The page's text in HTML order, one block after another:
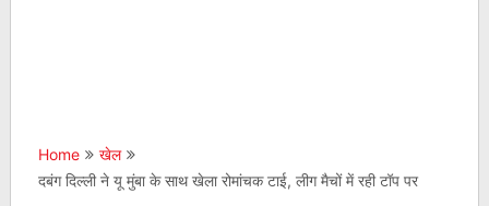
Home
खेल
दबंग दिल्ली ने यू मुंबा के साथ खेला रोमांचक टाई, लीग मैचों में रही टॉप पर